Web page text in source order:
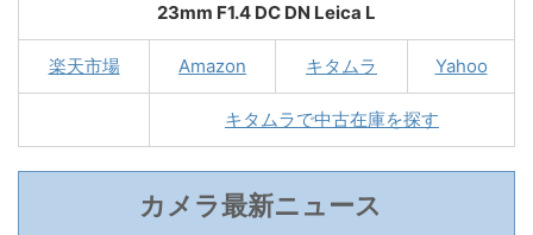
23mm F1.4 DC DN Leica L
楽天市場 Amazon キタムラ Yahoo
キタムラで中古在庫を探す
カメラ最新ニュース